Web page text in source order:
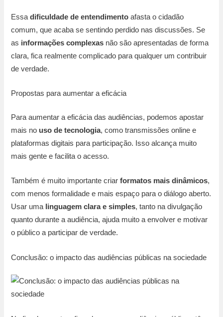
Essadificuldade de entendimento afasta o cidadão
comum, que acaba se sentindo perdido nas discussões. Se
as informações complexas não são apresentadas de forma
clara, fica realmente complicado para qualquer um contribuir
de verdade.
Propostas para aumentar a eficácia
Para aumentar a eficácia das audiências, podemos apostar
mais no uso de tecnologia, como transmissões online e
plataformas digitais para participação. Isso alcança muito
mais gente e facilita o acesso.
Também é muito importante criarformatos mais dinâmicos,
com menos formalidade e mais espaço para o diálogo aberto.
Usar uma linguagem clara e simples, tanto na divulgação
quanto durante a audiência, ajuda muito a envolver e motivar
o público a participar de verdade.
Conclusão: o impacto das audiências públicas na sociedade